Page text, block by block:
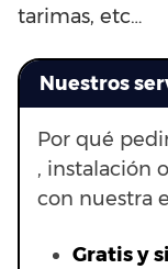
tarimas, etc…
Nuestros
Por qué
, instalación
con nuestra
Gratis y